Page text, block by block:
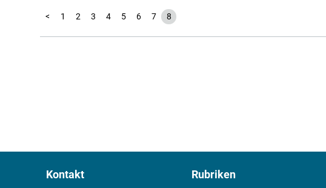
< 1 2 3 4 5 6 7 8
Kontakt Rubriken